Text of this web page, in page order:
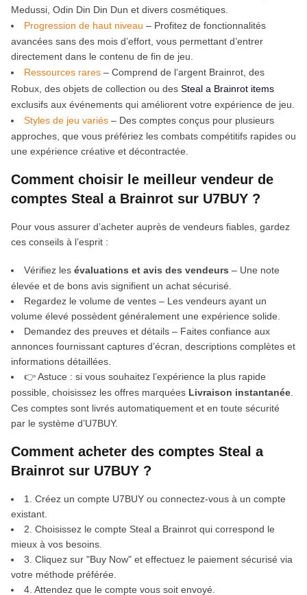
Medussi, Odin Din Din Dun et divers cosmétiques.
Progression de haut niveau – Profitez de fonctionnalités
avancées sans des mois d’effort, vous permettant d’entrer
directement dans le contenu de fin de jeu.
Ressources rares – Comprend de l’argent Brainrot, des
Robux, des objets de collection ou des Steal a Brainrot items
exclusifs aux événements qui améliorent votre expérience de jeu.
Styles de jeu variés – Des comptes conçus pour plusieurs
approches, que vous préfériez les combats compétitifs rapides ou
une expérience créative et décontractée.
Comment choisir le meilleur vendeur de
comptes Steal a Brainrot sur U7BUY ?
Pour vous assurer d’acheter auprès de vendeurs fiables, gardez
ces conseils à l’esprit :
Vérifiez les évaluations et avis des vendeurs – Une note
élevée et de bons avis signifient un achat sécurisé.
Regardez le volume de ventes – Les vendeurs ayant un
volume élevé possèdent généralement une expérience solide.
Demandez des preuves et détails – Faites confiance aux
annonces fournissant captures d’écran, descriptions complètes et
informations détaillées.
👉 Astuce : si vous souhaitez l’expérience la plus rapide
possible, choisissez les offres marquées Livraison instantanée.
Ces comptes sont livrés automatiquement et en toute sécurité
par le système d’U7BUY.
Comment acheter des comptes Steal a
Brainrot sur U7BUY ?
1. Créez un compte U7BUY ou connectez-vous à un compte
existant.
2. Choisissez le compte Steal a Brainrot qui correspond le
mieux à vos besoins.
3. Cliquez sur "Buy Now" et effectuez le paiement sécurisé via
votre méthode préférée.
4. Attendez que le compte vous soit envoyé.